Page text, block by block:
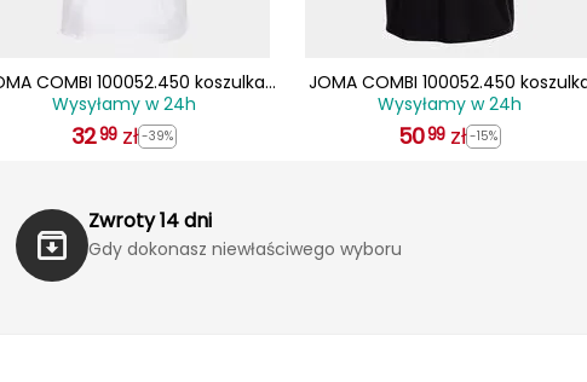
COMBI 100052.450 koszulka
sportowa treningowa t-shirt
zielony
Wysyłamy w 24h
3299 zł -39%
JOMA COMBI 100052.450
męska sportowa treningowa t-
czarna
Wysyłamy w 24h
5099 zł -15%
Zwroty 14 dni
Gdy dokonasz niewłaściwego wyboru